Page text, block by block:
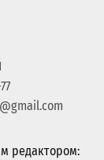
редактором: